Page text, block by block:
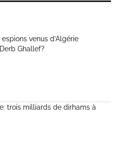
venus d’Algérie
Ghallef?
trois milliards de dirhams à